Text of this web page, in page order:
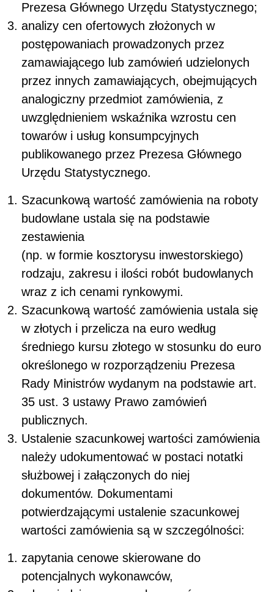
Prezesa Głównego Urzędu Statystycznego;
analizy cen ofertowych złożonych w
postępowaniach prowadzonych przez
zamawiającego lub zamówień udzielonych
przez innych zamawiających, obejmujących
analogiczny przedmiot zamówienia, z
uwzględnieniem wskaźnika wzrostu cen
towarów i usług konsumpcyjnych
publikowanego przez Prezesa Głównego
Urzędu Statystycznego.
Szacunkową wartość zamówienia na roboty
budowlane ustala się na podstawie
zestawienia
(np. w formie kosztorysu inwestorskiego)
rodzaju, zakresu i ilości robót budowlanych
wraz z ich cenami rynkowymi.
Szacunkową wartość zamówienia ustala się
w złotych i przelicza na euro według
średniego kursu złotego w stosunku do euro
określonego w rozporządzeniu Prezesa
Rady Ministrów wydanym na podstawie art.
35 ust. 3 ustawy Prawo zamówień
publicznych.
Ustalenie szacunkowej wartości zamówienia
należy udokumentować w postaci notatki
służbowej i załączonych do niej
dokumentów. Dokumentami
potwierdzającymi ustalenie szacunkowej
wartości zamówienia są w szczególności:
zapytania cenowe skierowane do
potencjalnych wykonawców,